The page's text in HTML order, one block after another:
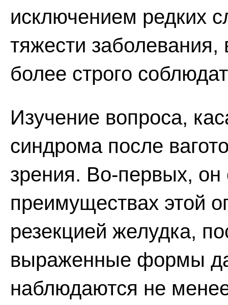
исключением редких
тяжести
более строго
Изучение вопроса,
синдрома после
зрения. Во-первых, он
преимуществах этой
резекцией желудка,
выраженные формы
наблюдаются не